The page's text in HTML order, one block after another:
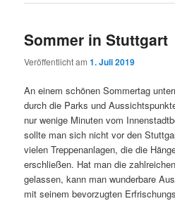
Sommer in Stuttgart
Veröffentlicht am1. Juli 2019
An einem schönen Sommertag
durch die Parks und
nur wenige Minuten vom
sollte man sich nicht vor den
vielen Treppenanlagen, die die
erschließen. Hat man die
gelassen, kann man wunderbare
mit seinem bevorzugten